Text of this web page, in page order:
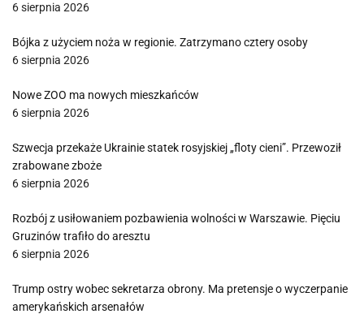
6 sierpnia 2026
Bójka z użyciem noża w regionie. Zatrzymano cztery osoby
6 sierpnia 2026
Nowe ZOO ma nowych mieszkańców
6 sierpnia 2026
Szwecja przekaże Ukrainie statek rosyjskiej „floty cieni”. Przewoził
zrabowane zboże
6 sierpnia 2026
Rozbój z usiłowaniem pozbawienia wolności w Warszawie. Pięciu
Gruzinów trafiło do aresztu
6 sierpnia 2026
Trump ostry wobec sekretarza obrony. Ma pretensje o wyczerpanie
amerykańskich arsenałów